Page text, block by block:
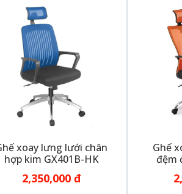
xoay lưng lưới chân
hợp kim GX401B-HK
2,350,000 đ
Ghế
đệm